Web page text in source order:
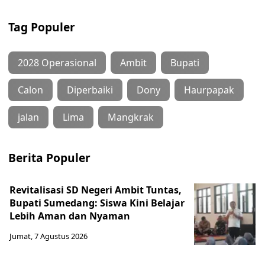
Tag Populer
2028 Operasional Ambit Bupati
Calon Diperbaiki Dony Haurpapak
jalan Lima Mangkrak
Berita Populer
Revitalisasi SD Negeri Ambit Tuntas,
Bupati Sumedang: Siswa Kini Belajar
Lebih Aman dan Nyaman
Jumat, 7 Agustus 2026